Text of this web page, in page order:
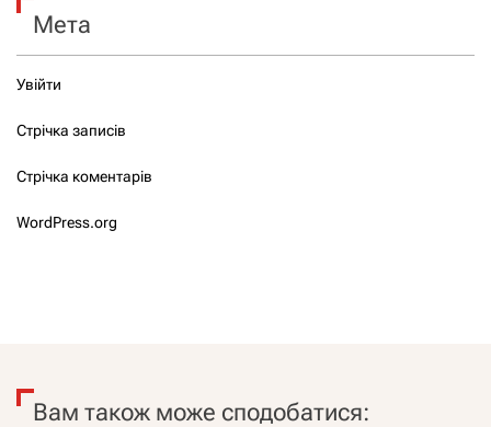
Мета
Увійти
Стрічка записів
Стрічка коментарів
WordPress.org
Вам також може сподобатися: